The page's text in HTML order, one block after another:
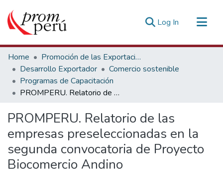
Log In (current)
Communities & Collections
All of DSpace
Statistics
Estadísticas Externas
Home
Promoción de las Exportaciones
Desarrollo Exportador
Comercio sostenible
Programas de Capacitación
PROMPERU. Relatorio de las empresas preseleccionadas en la segunda convocatoria de Proyecto Biocomercio Andino
PROMPERU. Relatorio de las
empresas preseleccionadas en la
segunda convocatoria de Proyecto
Biocomercio Andino